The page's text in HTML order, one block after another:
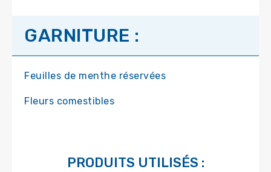
GARNITURE :
Feuilles de menthe réservées
Fleurs comestibles
PRODUITS UTILISÉS :